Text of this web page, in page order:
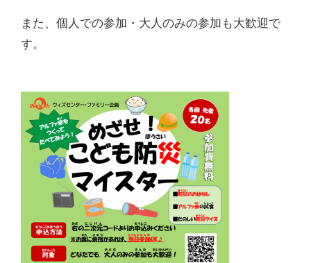
また、個人での参加・大人のみの参加も大歓迎で
す。